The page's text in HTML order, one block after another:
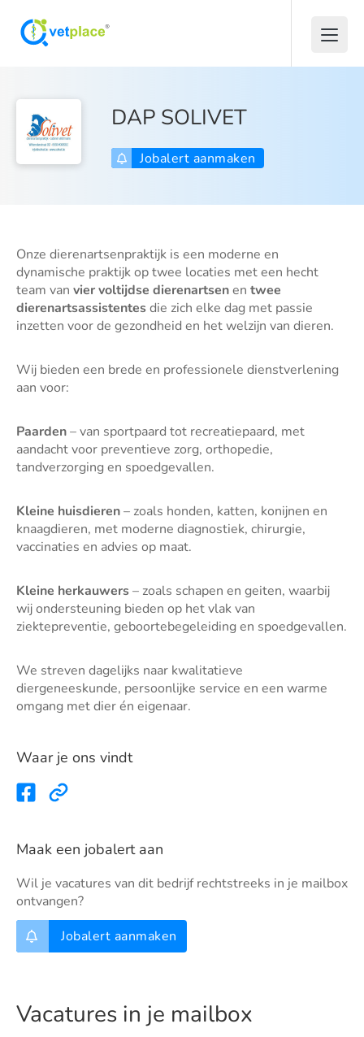
DAP SOLIVET
Jobalert aanmaken
Onze dierenartsenpraktijk is een moderne en
dynamische praktijk op twee locaties met een hecht
team van vier voltijdse dierenartsenen twee
dierenartsassistentesdie zich elke dag met passie
inzetten voor de gezondheid en het welzijn van dieren.
Wij bieden een brede en professionele dienstverlening
aan voor:
Paarden– van sportpaard tot recreatiepaard, met
aandacht voor preventieve zorg, orthopedie,
tandverzorging en spoedgevallen.
Kleine huisdieren– zoals honden, katten, konijnen en
knaagdieren, met moderne diagnostiek, chirurgie,
vaccinaties en advies op maat.
Kleine herkauwers– zoals schapen en geiten, waarbij
wij ondersteuning bieden op het vlak van
ziektepreventie, geboortebegeleiding en spoedgevallen.
We streven dagelijks naar kwalitatieve
diergeneeskunde, persoonlijke service en een warme
omgang met dier én eigenaar.
Waar je ons vindt
Maak een jobalert aan
Wil je vacatures van dit bedrijf rechtstreeks in je mailbox
ontvangen?
Jobalert aanmaken
Vacatures in je mailbox